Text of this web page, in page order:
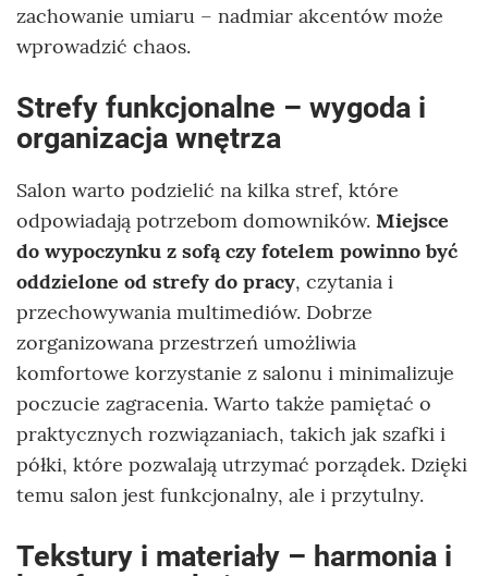
zachowanie umiaru – nadmiar akcentów może
wprowadzić chaos.
Strefy funkcjonalne – wygoda i
organizacja wnętrza
Salon warto podzielić na kilka stref, które
odpowiadają potrzebom domowników. Miejsce
do wypoczynku z sofą czy fotelem powinno być
oddzielone od strefy do pracy, czytania i
przechowywania multimediów. Dobrze
zorganizowana przestrzeń umożliwia
komfortowe korzystanie z salonu i minimalizuje
poczucie zagracenia. Warto także pamiętać o
praktycznych rozwiązaniach, takich jak szafki i
półki, które pozwalają utrzymać porządek. Dzięki
temu salon jest funkcjonalny, ale i przytulny.
Tekstury i materiały – harmonia i